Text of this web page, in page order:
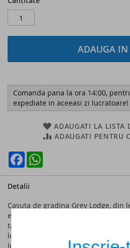
ADAUGA IN
Comanda pana la ora 14:00,
expediate in aceeasi zi lucratoare!
ADAUGATI LA LISTA
ADAUGATI PENTRU
Facebook
Detalii
Casuta de gradina Grey Lodge, din
este perfecta pentru o joaca
ta! O frumoasa casuta de joaca,
lemn, perfecta pentru copii pentru
lume in propria casuta de gradina.